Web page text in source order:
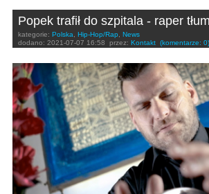
Popek trafił do szpitala - raper
kategorie: Polska Hip-Hop/Rap
News
dodano: 2021-07-07 16:58 przez: Kontakt (komentarze: 0)